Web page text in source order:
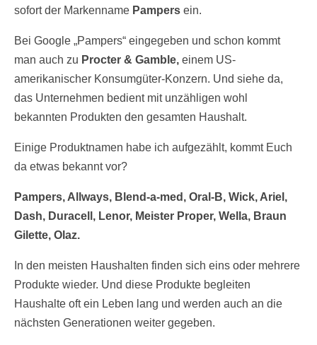
sofort der Markenname Pampers ein.
Bei Google „Pampers“ eingegeben und schon kommt
man auch zu Procter & Gamble, einem US-
amerikanischer Konsumgüter-Konzern. Und siehe da,
das Unternehmen bedient mit unzähligen wohl
bekannten Produkten den gesamten Haushalt.
Einige Produktnamen habe ich aufgezählt, kommt Euch
da etwas bekannt vor?
Pampers, Allways, Blend-a-med, Oral-B, Wick, Ariel,
Dash, Duracell, Lenor, Meister Proper, Wella, Braun
Gilette, Olaz.
In den meisten Haushalten finden sich eins oder mehrere
Produkte wieder. Und diese Produkte begleiten
Haushalte oft ein Leben lang und werden auch an die
nächsten Generationen weiter gegeben.